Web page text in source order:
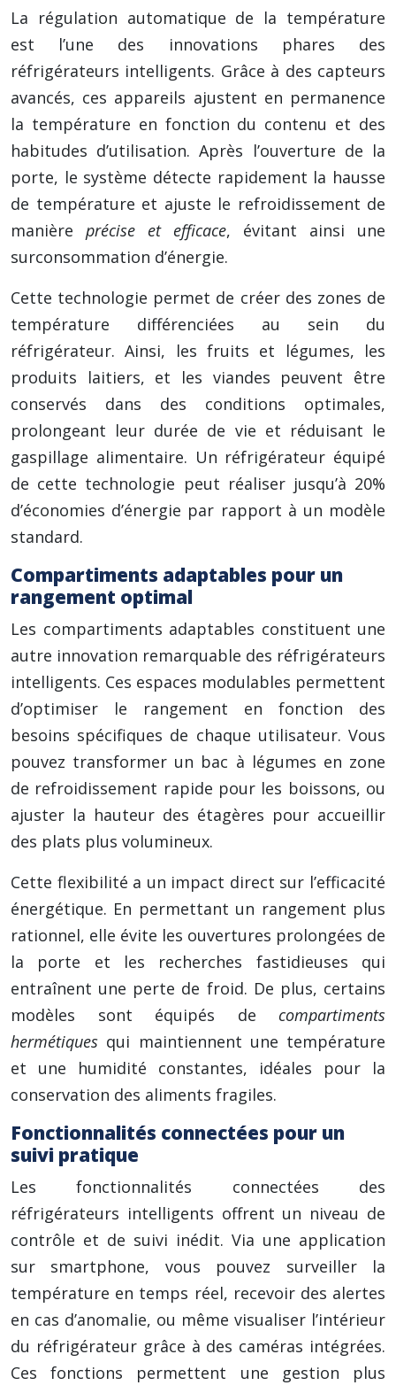
La régulation automatique de la température
est l’une des innovations phares des
réfrigérateurs intelligents. Grâce à des capteurs
avancés, ces appareils ajustent en permanence
la température en fonction du contenu et des
habitudes d’utilisation. Après l’ouverture de la
porte, le système détecte rapidement la hausse
de température et ajuste le refroidissement de
manière précise et efficace, évitant ainsi une
surconsommation d’énergie.
Cette technologie permet de créer des zones de
température différenciées au sein du
réfrigérateur. Ainsi, les fruits et légumes, les
produits laitiers, et les viandes peuvent être
conservés dans des conditions optimales,
prolongeant leur durée de vie et réduisant le
gaspillage alimentaire. Un réfrigérateur équipé
de cette technologie peut réaliser jusqu’à 20%
d’économies d’énergie par rapport à un modèle
standard.
Compartiments adaptables pour un
rangement optimal
Les compartiments adaptables constituent une
autre innovation remarquable des réfrigérateurs
intelligents. Ces espaces modulables permettent
d’optimiser le rangement en fonction des
besoins spécifiques de chaque utilisateur. Vous
pouvez transformer un bac à légumes en zone
de refroidissement rapide pour les boissons, ou
ajuster la hauteur des étagères pour accueillir
des plats plus volumineux.
Cette flexibilité a un impact direct sur l’efficacité
énergétique. En permettant un rangement plus
rationnel, elle évite les ouvertures prolongées de
la porte et les recherches fastidieuses qui
entraînent une perte de froid. De plus, certains
modèles sont équipés de compartiments
hermétiques qui maintiennent une température
et une humidité constantes, idéales pour la
conservation des aliments fragiles.
Fonctionnalités connectées pour un
suivi pratique
Les fonctionnalités connectées des
réfrigérateurs intelligents offrent un niveau de
contrôle et de suivi inédit. Via une application
sur smartphone, vous pouvez surveiller la
température en temps réel, recevoir des alertes
en cas d’anomalie, ou même visualiser l’intérieur
du réfrigérateur grâce à des caméras intégrées.
Ces fonctions permettent une gestion plus